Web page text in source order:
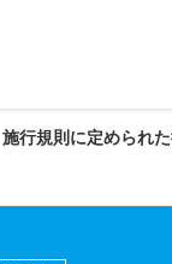
施行規則に定められ